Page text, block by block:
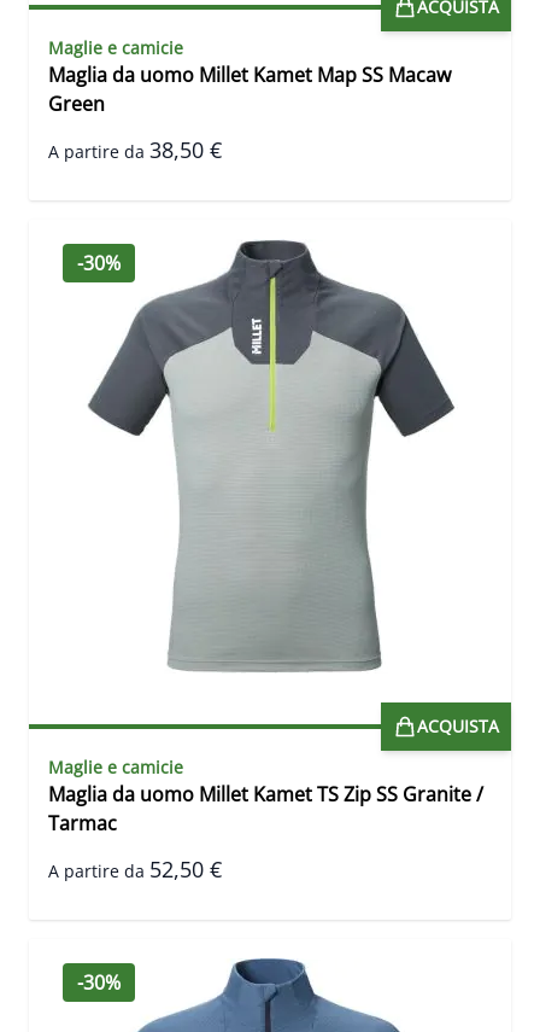
ACQUISTA
Maglie e camicie
Maglia da uomo Millet Kamet Map SS Macaw
Green
A partire da 38,50 €
-30%
ACQUISTA
Maglie e camicie
Maglia da uomo Millet Kamet TS Zip SS Granite /
Tarmac
A partire da 52,50 €
-30%